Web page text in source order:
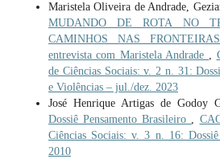
Maristela Oliveira de Andrade,
MUDANDO DE ROTA NO
CAMINHOS NAS
entrevista com Maristela Andrade ,
de Ciências Sociais: v. 2 n. 31:
e Violências – jul./dez. 2023
José Henrique Artigas de Godoy
Dossiê Pensamento Brasileiro ,
Ciências Sociais: v. 3 n. 16: Dossiê
2010